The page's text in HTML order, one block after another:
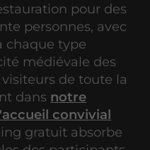
pour des
personnes, avec
chaque type
médiévale des
de toute la
dans notre
convivial
gratuit absorbe